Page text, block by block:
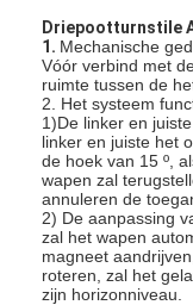
Driepootturnstile
1. Mechanische
Vóór verbind met
ruimte tussen de
2. Het systeem
1)De linker en
linker en juiste het
de hoek van 15 º,
wapen zal
annuleren de
2) De aanpassing
zal het wapen
magneet
roteren, zal het
zijn horizonniveau.